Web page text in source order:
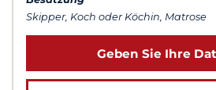
Skipper, Koch oder Köchin, Matrose
Geben Sie Ihre